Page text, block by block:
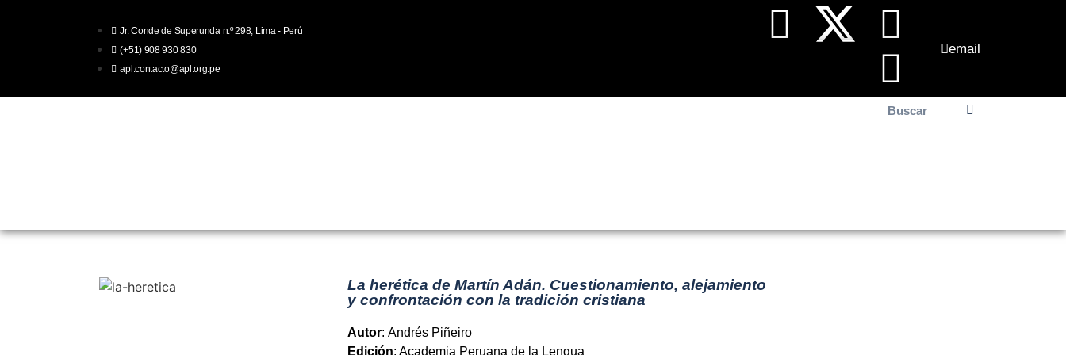
Jr. Conde de Superunda n.º 298, Lima - Perú
(+51) 908 930 830
apl.contacto@apl.org.pe
email
La herética de Martín Adán. Cuestionamiento, alejamiento
y confrontación con la tradición cristiana
Autor: Andrés Piñeiro
Edición: Academia Peruana de la Lengua